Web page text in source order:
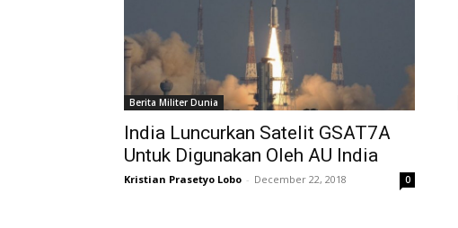
Berita Militer Dunia
India Luncurkan Satelit GSAT7A
Untuk Digunakan Oleh AU India
Kristian Prasetyo Lobo - December 22, 2018 0